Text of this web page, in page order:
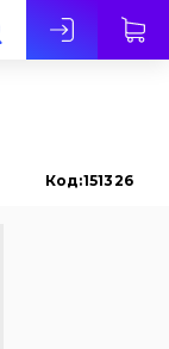
Код:151326